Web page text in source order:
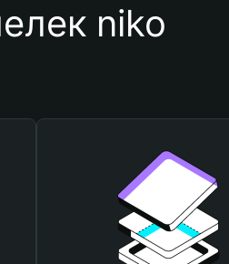
niko